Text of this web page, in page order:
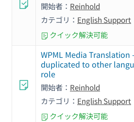
開始者： Reinhold
カテゴリ： English Support
クイック解決可能
WPML Media Translation
duplicated to other
role
開始者： Reinhold
カテゴリ： English Support
クイック解決可能